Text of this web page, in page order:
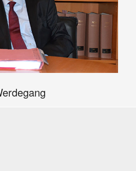
am Landgericht Bielefeld